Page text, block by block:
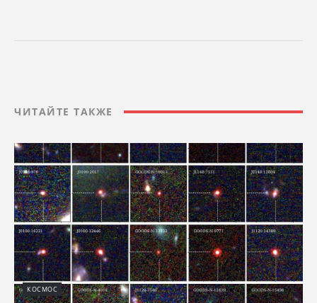
ЧИТАЙТЕ ТАКЖЕ
КОСМОС